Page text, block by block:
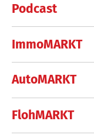
Podcast
ImmoMARKT
AutoMARKT
FlohMARKT